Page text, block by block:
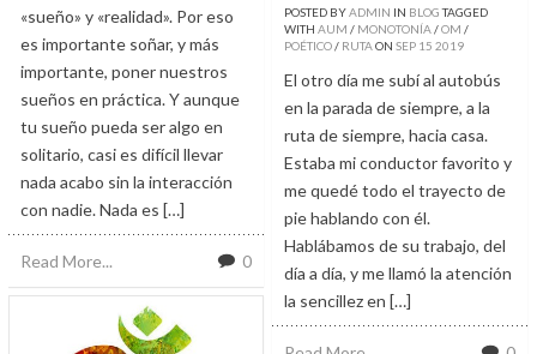
«sueño» y «realidad». Por eso
es importante soñar, y más
importante, poner nuestros
sueños en práctica. Y aunque
tu sueño pueda ser algo en
solitario, casi es difícil llevar
nada acabo sin la interacción
con nadie. Nada es […]
Read More... 0
POSTED BYADMIN IN BLOGTAGGED
WITH AUM / MONOTONÍA /OM /
POÉTICO/ RUTA ON SEP 15 2019
El otro día me subí al autobús
en la parada de siempre, a la
ruta de siempre, hacia casa.
Estaba mi conductor favorito y
me quedé todo el trayecto de
pie hablando con él.
Hablábamos de su trabajo, del
día a día, y me llamó la atención
la sencillez en […]